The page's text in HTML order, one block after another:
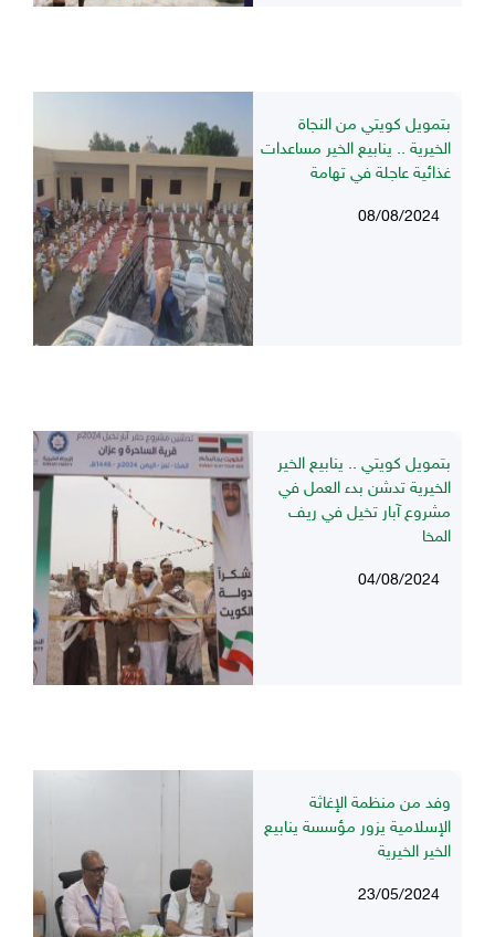
بتمويل كويتي من النجاة
الخيرية .. ينابيع الخير مساعدات
غذائية عاجلة في تهامة
08/08/2024
بتمويل كويتي .. ينابيع الخير
الخيرية تدشن بدء العمل في
مشروع آبار تخيل في ريف
المخا
04/08/2024
وفد من منظمة الإغاثة
الإسلامية يزور مؤسسة ينابيع
الخير الخيرية
23/05/2024